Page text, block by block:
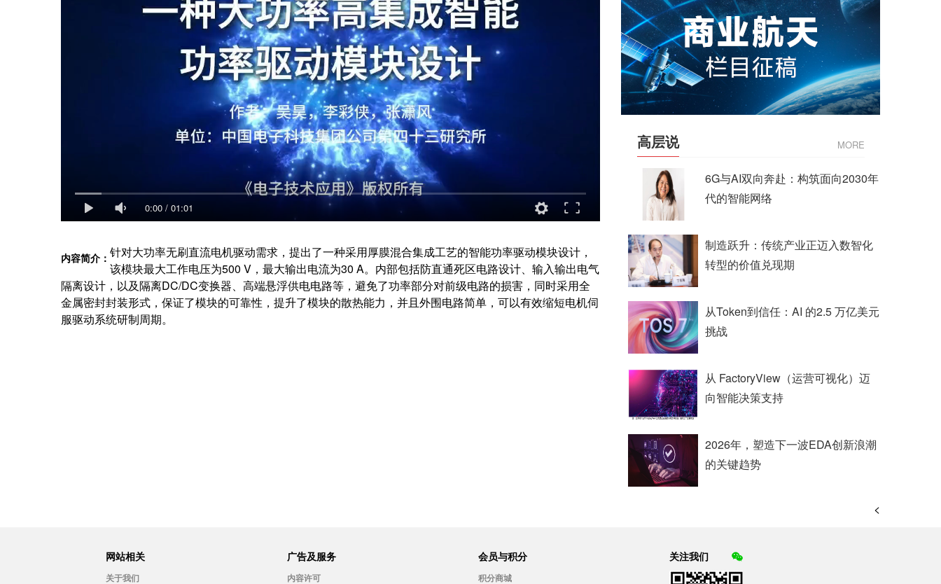
0:00 / 01:01
内容简介： 针对大功率无刷直流电机驱动需求，提出了一种采用厚膜混合集成工艺的智能功率驱动模块设计，
该模块最大工作电压为500 V，最大输出电流为30 A。内部包括防直通死区电路设计、输入输出电气
隔离设计，以及隔离DC/DC变换器、高端悬浮供电电路等，避免了功率部分对前级电路的损害，同时采用全
金属密封封装形式，保证了模块的可靠性，提升了模块的散热能力，并且外围电路简单，可以有效缩短电机伺
服驱动系统研制周期。
高层说 MORE
6G与AI双向奔赴：构筑面向2030年
代的智能网络
制造跃升：传统产业正迈入数智化
转型的价值兑现期
从Token到信任：AI 的2.5 万亿美元
挑战
从 FactoryView（运营可视化）迈
向智能决策支持
2026年，塑造下一波EDA创新浪潮
的关键趋势
<
网站相关
关于我们
广告及服务
内容许可
会员与积分
积分商城
关注我们